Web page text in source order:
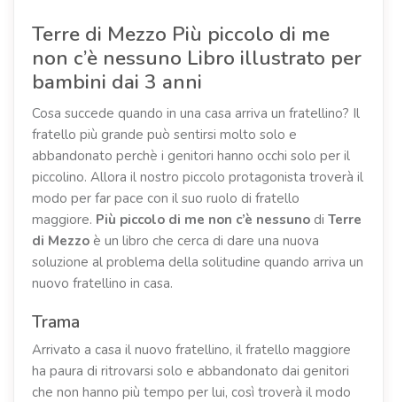
Terre di Mezzo Più piccolo di me
non c’è nessuno Libro illustrato per
bambini dai 3 anni
Cosa succede quando in una casa arriva un fratellino? Il
fratello più grande può sentirsi molto solo e
abbandonato perchè i genitori hanno occhi solo per il
piccolino. Allora il nostro piccolo protagonista troverà il
modo per far pace con il suo ruolo di fratello
maggiore. Più piccolo di me non c’è nessuno di Terre
di Mezzo è un libro che cerca di dare una nuova
soluzione al problema della solitudine quando arriva un
nuovo fratellino in casa.
Trama
Arrivato a casa il nuovo fratellino, il fratello maggiore
ha paura di ritrovarsi solo e abbandonato dai genitori
che non hanno più tempo per lui, così troverà il modo